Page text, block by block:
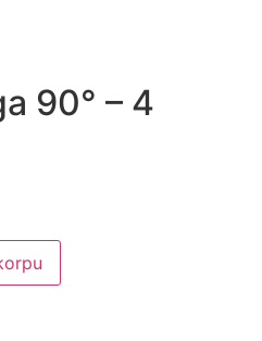
90° – 4